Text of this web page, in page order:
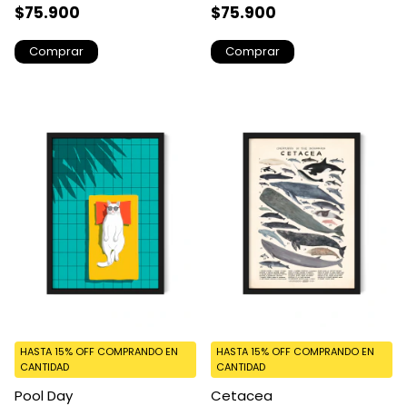
$75.900
Comprar
$75.900
Comprar
Pool Day
HASTA 15% OFF COMPRANDO EN
CANTIDAD
Cetacea
HASTA 15% OFF COMPRANDO EN
CANTIDAD